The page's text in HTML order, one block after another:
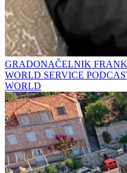
GRADONAČELNIK
WORLD SERVICE
WORLD